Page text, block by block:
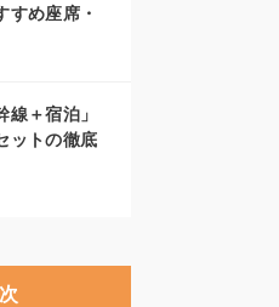
すめ座席・
線＋宿泊」
ットの徹底